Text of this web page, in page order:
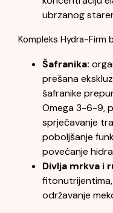
ubrzanog
Kompleks Hydra-Firm
Šafranika:
prešana
šafranike
Omega 3-6-9,
sprječavanje
poboljšanje
povećanje
Divlja mrkva i
održavanje